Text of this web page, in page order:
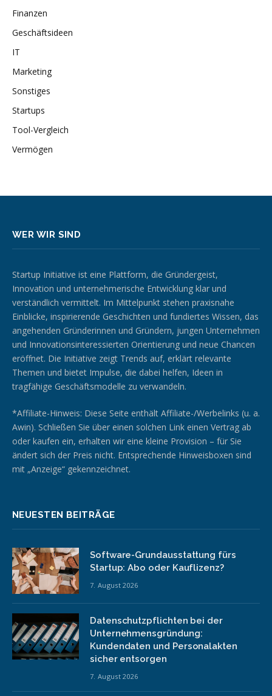
Finanzen
Geschäftsideen
IT
Marketing
Sonstiges
Startups
Tool-Vergleich
Vermögen
WER WIR SIND
Startup Initiative ist eine Plattform, die Gründergeist,
Innovation und unternehmerische Entwicklung klar und
verständlich vermittelt. Im Mittelpunkt stehen praxisnahe
Einblicke, inspirierende Geschichten und fundiertes Wissen, das
angehenden Gründerinnen und Gründern, jungen Unternehmen
und Innovationsinteressierten Orientierung und neue Chancen
eröffnet. Die Initiative zeigt Trends auf, erklärt relevante
Themen und bietet Impulse, die dabei helfen, Ideen in
tragfähige Geschäftsmodelle zu verwandeln.
*Affiliate-Hinweis: Diese Seite enthält Affiliate-/Werbelinks (u. a.
Awin). Schließen Sie über einen solchen Link einen Vertrag ab
oder kaufen ein, erhalten wir eine kleine Provision – für Sie
ändert sich der Preis nicht. Entsprechende Hinweisboxen sind
mit „Anzeige“ gekennzeichnet.
NEUESTEN BEITRÄGE
Software-Grundausstattung fürs
Startup: Abo oder Kauflizenz?
7. August 2026
Datenschutzpflichten bei der
Unternehmensgründung:
Kundendaten und Personalakten
sicher entsorgen
7. August 2026